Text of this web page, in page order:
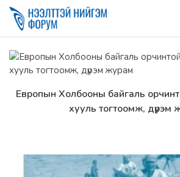
Дэлгэрэнгүй
Европын Холбооны байгаль
хууль тогтоомж, дүрэм